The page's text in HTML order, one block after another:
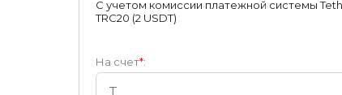
С учетом комиссии платежной системы
TRC20 (2 USDT)
На счет*: